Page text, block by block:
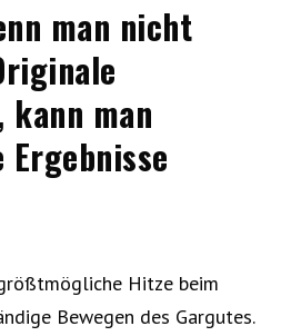
man nicht
kann man
Hitze beim
Bewegen des Gargutes.